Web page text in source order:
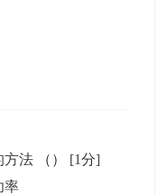
法 （） [1分]
率